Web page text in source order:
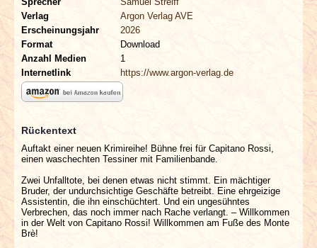
ARCHIV
Verlag
Argon Verlag AVE
Erscheinungsjahr
2026
Format
Download
Anzahl Medien
1
Internetlink
https://www.argon-verlag.de
Rückentext
Auftakt einer neuen Krimireihe! Bühne frei für Capitano Rossi,
einen waschechten Tessiner mit Familienbande.
Zwei Unfalltote, bei denen etwas nicht stimmt. Ein mächtiger
Bruder, der undurchsichtige Geschäfte betreibt. Eine ehrgeizige
Assistentin, die ihn einschüchtert. Und ein ungesühntes
Verbrechen, das noch immer nach Rache verlangt. – Willkommen
in der Welt von Capitano Rossi! Willkommen am Fuße des Monte
Brè!